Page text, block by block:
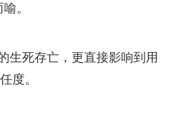
。
生死存亡，更直接影响到用
度。